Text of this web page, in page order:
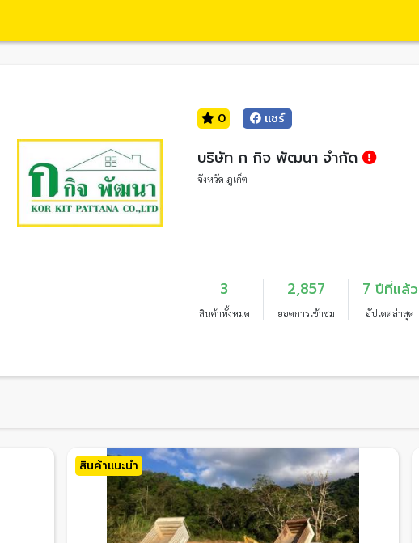
0 แชร์
บริษัท ก กิจ พัฒนา จำกัด
จังหวัด ภูเก็ต
3
สินค้าทั้งหมด
2,857
ยอดการเข้าชม
7 ปีที่แล้ว
อัปเดตล่าสุด
สินค้าแนะนำ